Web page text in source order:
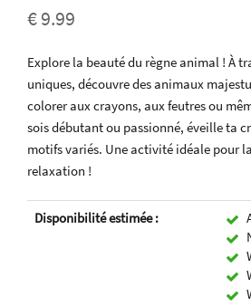
€ 9.99
Explore la beauté du règne animal ! À
uniques, découvre des animaux
colorer aux crayons, aux feutres ou
sois débutant ou passionné, éveille ta
motifs variés. Une activité idéale pour
relaxation !
Disponibilité estimée :